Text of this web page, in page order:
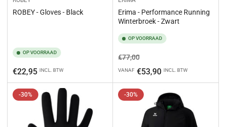
ROBEY - Gloves - Black
OP VOORRAAD
Normale
prijs
€22,95 INCL. BTW
Erima - Performance Running
Winterbroek - Zwart
OP VOORRAAD
Normale
prijs
€77,00Aanbiedingsprijs
VANAF €53,90 INCL. BTW
-30% -30%